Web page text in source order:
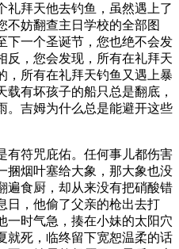
礼拜天他去钓鱼，虽然遇上了
不妨翻查主日学校的全部图
下一个圣诞节，您也绝不会发
反，您会发现，所有在礼拜天
，所有在礼拜天钓鱼又遇上暴
有坏孩子的船只总是翻底，
。吉姆为什么总是能避开这些
符咒庇佑。任何事儿都伤害
捆烟叶塞给大象，那大象也没
遍食厨，却从来没有把硝酸错
日，他偷了父亲的枪出去打
一时气急，揍在小妹的太阳穴
就死，临终留下宽恕温柔的话